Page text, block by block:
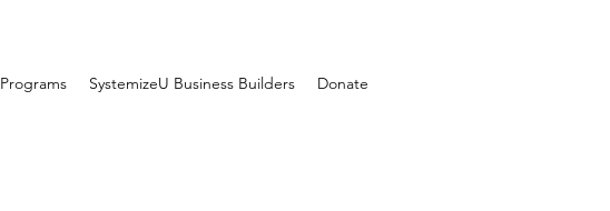
Programs SystemizeU Business Builders Donate